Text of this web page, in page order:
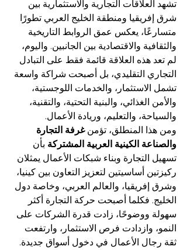
تشهد العلاقات التجارية والاستثمارية بين
شرق إفريقيا ومنطقة الخليج العربي تطورًا
متسارعًا، يعكس عمق الروابط التاريخية
والثقافية والاقتصادية بين الجانبين. واليوم،
لم تعد هذه العلاقة قائمة فقط على التبادل
التجاري التقليدي، بل أصبحت شراكة واسعة
تشمل الاستثمار، والخدمات اللوجستية،
والأمن الغذائي، والبنية التحتية، والتقنية،
والسياحة، والتعليم، وريادة الأعمال.
ومن هذا المنطلق، تؤمن غرفة التجارة
والصناعة الكينية العربية المشتركة بأن
تسهيل التجارة وبناء شبكات الأعمال يمثلان
ركيزتين أساسيتين لتعزيز التعاون بين كينيا،
وشرق إفريقيا، والعالم العربي، وخاصة دول
الخليج. فكلما أصبحت حركة التجارة أكثر
سهولة ووضوحًا، زادت قدرة الشركات على
النمو، وازدادت فرص الاستثمار، وارتفعت
ثقة رجال الأعمال في دخول أسواق جديدة.